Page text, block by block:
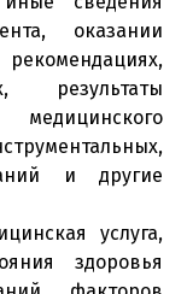
оказании
результаты
и другие
услуга,
здоровья